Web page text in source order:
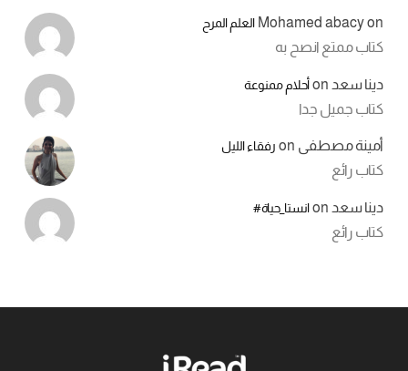
Mohamed abacyon العلم المرح
كتاب ممتع انصح به
دينا سعد onأحلام ممنوعة
كتاب جميل جدا
أمينة مصطفى on رفقاء الليل
كتاب رائع
دينا سعد onانستا_حياة#
كتاب رائع